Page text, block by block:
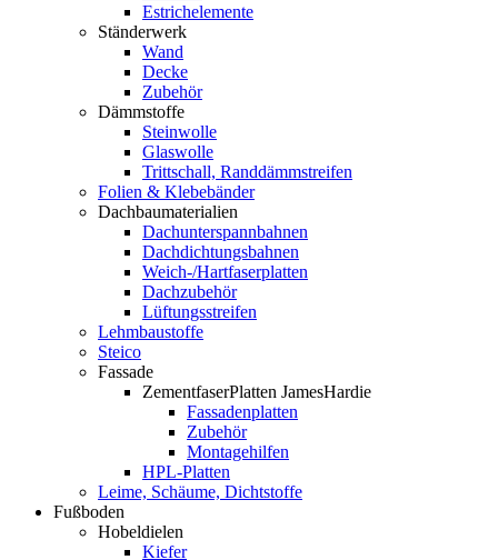
Estrichelemente
Ständerwerk
Wand
Decke
Zubehör
Dämmstoffe
Steinwolle
Glaswolle
Trittschall, Randdämmstreifen
Folien & Klebebänder
Dachbaumaterialien
Dachunterspannbahnen
Dachdichtungsbahnen
Weich-/Hartfaserplatten
Dachzubehör
Lüftungsstreifen
Lehmbaustoffe
Steico
Fassade
ZementfaserPlatten JamesHardie
Fassadenplatten
Zubehör
Montagehilfen
HPL-Platten
Leime, Schäume, Dichtstoffe
Fußboden
Hobeldielen
Kiefer